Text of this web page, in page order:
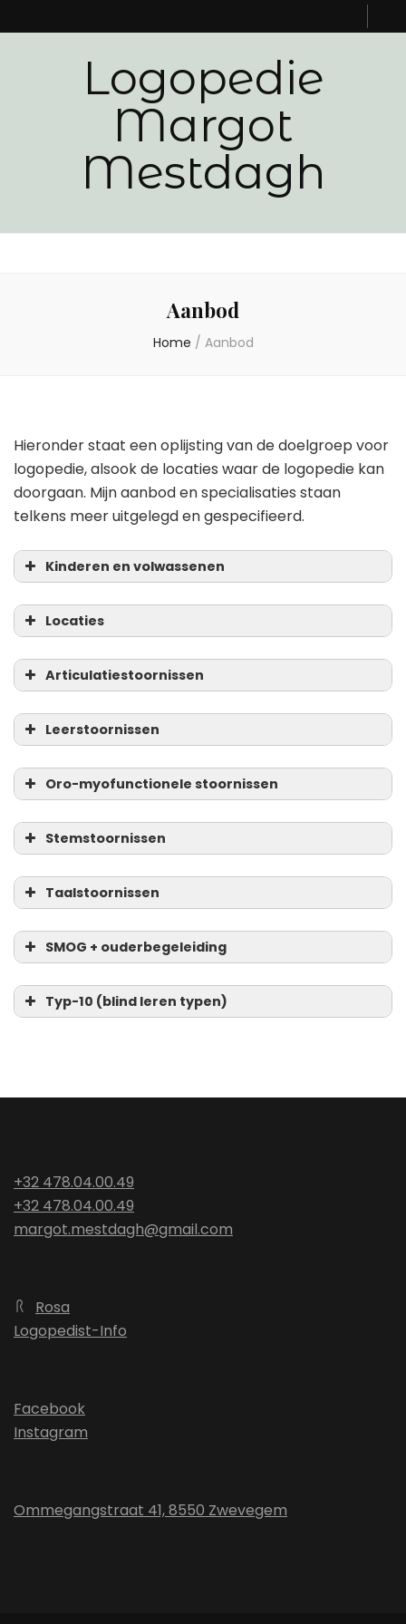
Logopedie
Margot
Mestdagh
Aanbod
Home / Aanbod
Hieronder staat een oplijsting van de doelgroep voor
logopedie, alsook de locaties waar de logopedie kan
doorgaan. Mijn aanbod en specialisaties staan
telkens meer uitgelegd en gespecifieerd.
Kinderen en volwassenen
Locaties
Articulatiestoornissen
Leerstoornissen
Oro-myofunctionele stoornissen
Stemstoornissen
Taalstoornissen
SMOG + ouderbegeleiding
Typ-10 (blind leren typen)
+32 478.04.00.49
+32 478.04.00.49
margot.mestdagh@gmail.com
Rosa
Logopedist-Info
Facebook
Instagram
Ommegangstraat 41, 8550 Zwevegem